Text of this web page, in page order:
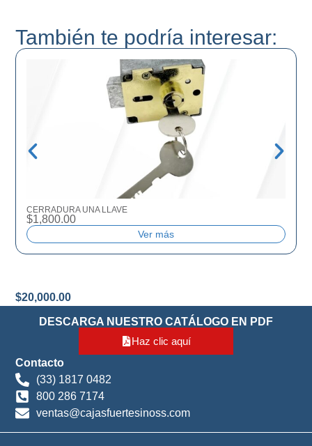
También te podría interesar:
CERRADURA UNA LLAVE
$1,800.00
Ver más
$20,000.00
Contacto
(33) 1817 0482
800 286 7174
ventas@cajasfuertesinoss.com
DESCARGA NUESTRO CATÁLOGO EN PDF
Haz clic aquí